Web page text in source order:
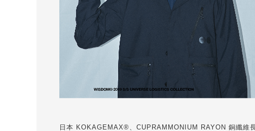
日本 KOKAGEMAX®、CUPRAMMONIUM RAYON 銅纖維